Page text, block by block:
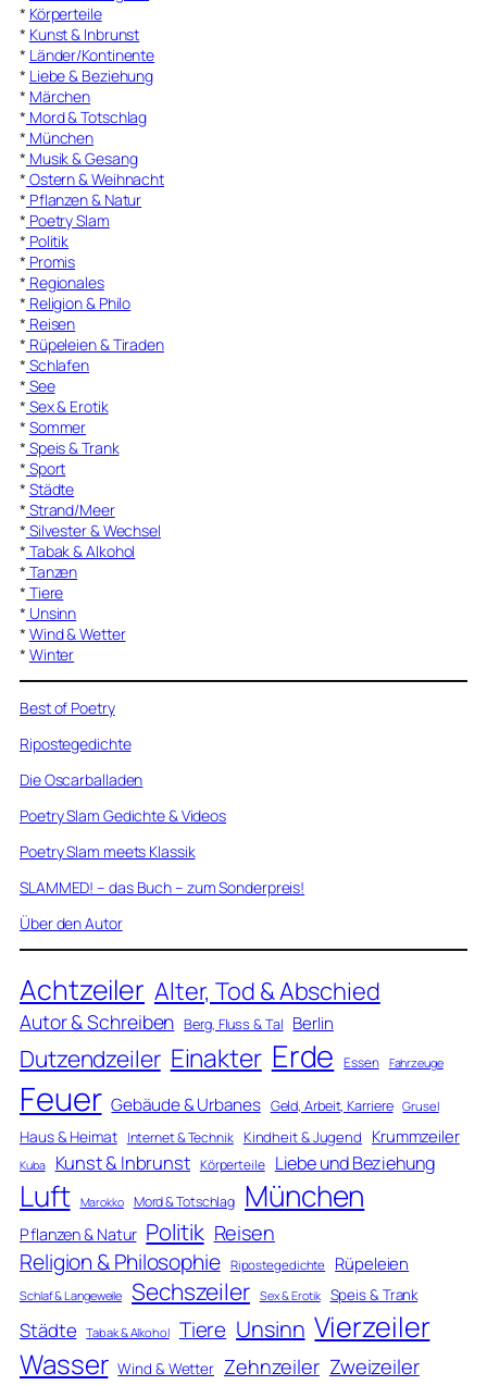
* Körperteile
* Kunst & Inbrunst
* Länder/Kontinente
* Liebe & Beziehung
* Märchen
* Mord & Totschlag
* München
* Musik & Gesang
* Ostern & Weihnacht
* Pflanzen & Natur
* Poetry Slam
* Politik
* Promis
* Regionales
* Religion & Philo
* Reisen
* Rüpeleien & Tiraden
* Schlafen
* See
* Sex & Erotik
* Sommer
* Speis & Trank
* Sport
* Städte
* Strand/Meer
* Silvester & Wechsel
* Tabak & Alkohol
* Tanzen
* Tiere
* Unsinn
* Wind & Wetter
* Winter
Best of Poetry
Ripostegedichte
Die Oscarballaden
Poetry Slam Gedichte & Videos
Poetry Slam meets Klassik
SLAMMED! – das Buch – zum Sonderpreis!
Über den Autor
Achtzeiler Alter, Tod & Abschied
Autor & Schreiben Berg, Fluss & Tal Berlin
Dutzendzeiler Einakter Erde Essen Fahrzeuge
Feuer Gebäude & Urbanes Geld, Arbeit, Karriere Grusel
Haus & Heimat Internet & Technik Kindheit & Jugend Krummzeiler
Kuba Kunst & Inbrunst Körperteile Liebe und Beziehung
Luft Marokko Mord & Totschlag München
Pflanzen & Natur Politik Reisen
Religion & Philosophie Ripostegedichte Rüpeleien
Schlaf & Langeweile Sechszeiler Sex & Erotik Speis & Trank
Städte Tabak & Alkohol Tiere Unsinn Vierzeiler
Wasser Wind & Wetter Zehnzeiler Zweizeiler